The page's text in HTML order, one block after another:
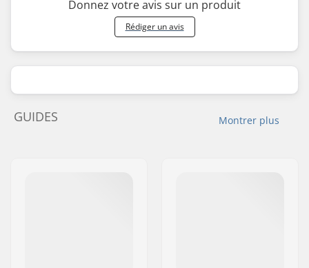
Donnez votre avis sur un produit
Rédiger un avis
Montrer plus
GUIDES